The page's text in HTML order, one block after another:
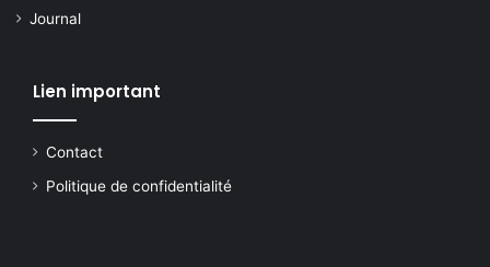
Journal
Lien important
Contact
Politique de confidentialité